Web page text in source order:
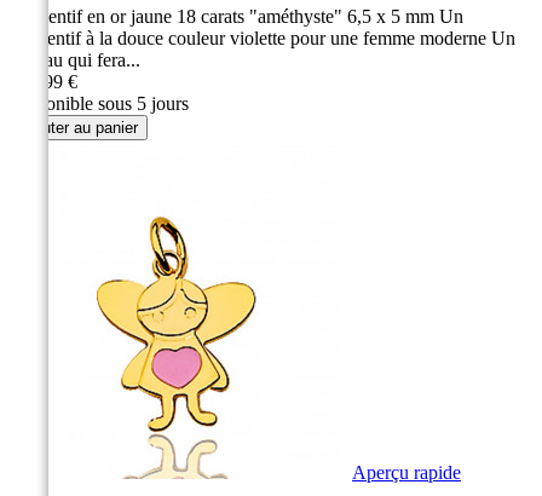
Pendentif en or jaune 18 carats "améthyste" 6,5 x 5 mm Un
pendentif à la douce couleur violette pour une femme moderne Un
cadeau qui fera...
129,99 €
Disponible sous 5 jours
Ajouter au panier
Aperçu rapide